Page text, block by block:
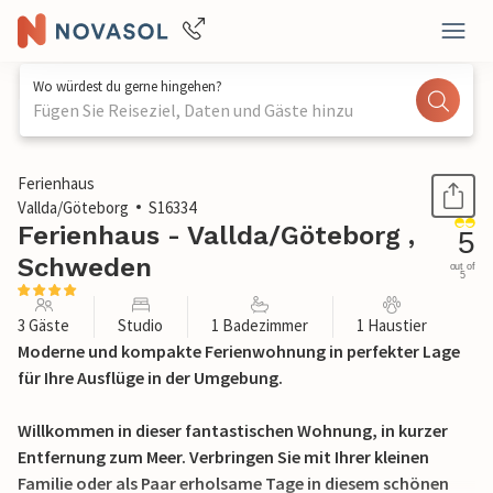
Wo würdest du gerne hingehen?
Fügen Sie Reiseziel, Daten und Gäste hinzu
1 / 20
Ferienhaus
Vallda/Göteborg
S16334
Ferienhaus - Vallda/Göteborg ,
Schweden
5
out of
5
3 Gäste Studio 1 Badezimmer 1 Haustier
Moderne und kompakte Ferienwohnung in perfekter Lage
für Ihre Ausflüge in der Umgebung.
Willkommen in dieser fantastischen Wohnung, in kurzer
Entfernung zum Meer. Verbringen Sie mit Ihrer kleinen
Familie oder als Paar erholsame Tage in diesem schönen